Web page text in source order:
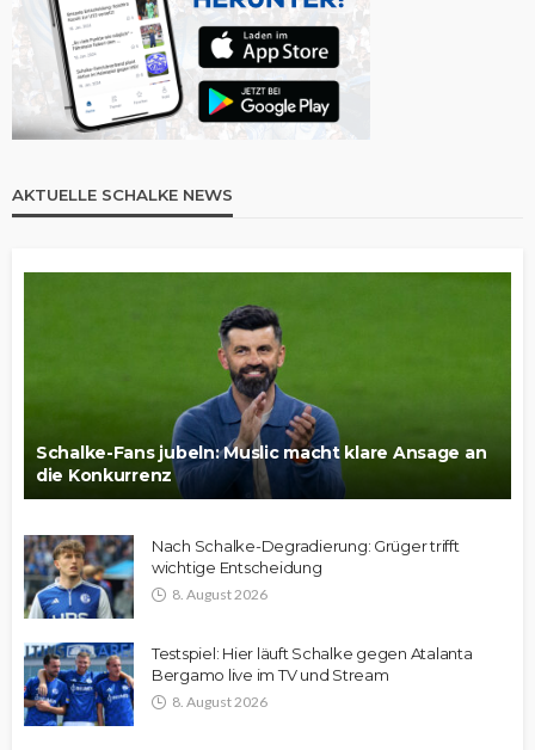
AKTUELLE SCHALKE NEWS
Schalke-Fans jubeln: Muslic macht klare Ansage an
die Konkurrenz
Nach Schalke-Degradierung: Grüger trifft
wichtige Entscheidung
8. August 2026
Testspiel: Hier läuft Schalke gegen Atalanta
Bergamo live im TV und Stream
8. August 2026